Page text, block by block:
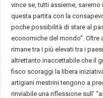
vince se, tutti assieme,
questa partita con la
poche possibilità di stare al
economiche del mondo”. Oltre
rimane tra i più elevati tra i
altrettanto inaccettabile che il
fisco scoraggi la libera
artigiani mestrini tengono a
rinviabile una riflessione sull’